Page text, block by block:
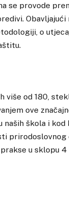
se provode
o
više od 180,
ove
škola i kod
prirodoslovnog
u sklopu 4